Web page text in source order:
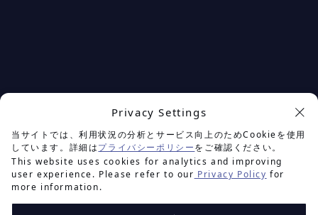
Privacy Settings
当サイトでは、利用状況の分析とサービス向上のためCookieを使用
しています。詳細はプライバシーポリシーをご確認ください。
This website uses cookies for analytics and improving
user experience. Please refer to our Privacy Policy for
more information.
余白を楽しむプロジェクト